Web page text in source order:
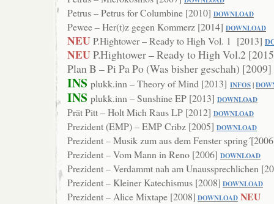
Petrus – Petrus for Columbine [2010] DOWNLOAD
Pewee – Her(t)z gegen Kommerz [2014] DOWNLOAD
NEUP.Hightower – Ready to High Vol. 1 [2013]
NEUP.Hightower – Ready to High Vol.2
Plan B – Pi Pa Po (Was bisher geschah) [2009]
INS plukk.inn – Theory of Mind [2013] INFOS|
INS plukk.inn – Sunshine EP [2013] DOWNLOAD
Prät Pitt – Holt Mich Raus LP [2012] DOWNLOAD
Prezident (EMP) – EMP Cribz [2005] DOWNLOAD
Prezident – Musik zum aus dem Fenster
Prezident – Vom Mann in Reno [2006] DOWNLOAD
Prezident – Verdammt nah am Unaussprechlichen
Prezident – Kleiner Katechismus [2008] DOWNLOAD
Prezident – Alice Mixtape [2008] DOWNLOAD NEU